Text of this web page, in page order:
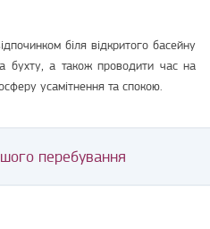
біля відкритого басейну
бухту, а також проводити час на
усамітнення та спокою.
перебування